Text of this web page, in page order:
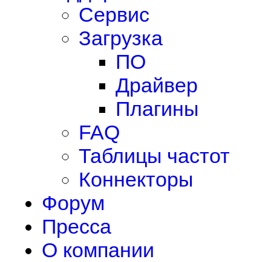
Сервис
Загрузка
ПО
Драйвер
Плагины
FAQ
Таблицы частот
Коннекторы
Форум
Пресса
О компании